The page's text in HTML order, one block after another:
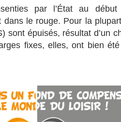
par l’État au
dans le rouge. Pour la
sont épuisés, résultat d’un
fixes, elles, ont bien